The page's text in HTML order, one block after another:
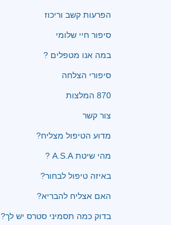
הפרעות קשב וריכוז
סיפור חיי שלומי
במה אנו מטפלים ?
סיפורי הצלחה
870 המלצות
צור קשר
מדוע הטיפול מצליח?
מהי שיטת A.S.A ?
באיזה טיפול לבחור?
האם אצליח להבריא?
בדוק כמה תסמיני סטרס יש לך?